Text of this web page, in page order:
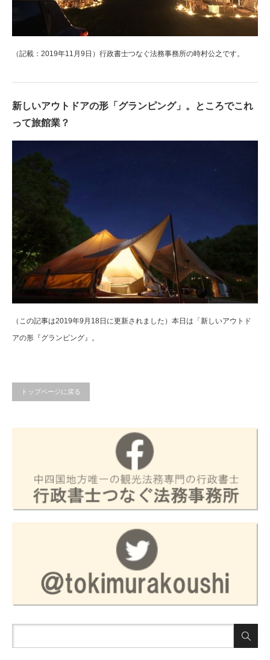
（記載：2019年11月9日）行政書士つなぐ法務事務所の時村公之です。
新しいアウトドアの形「グランピング」。ところでこれ
って旅館業？
（この記事は2019年9月18日に更新されました）本日は「新しいアウトド
アの形『グランピング』。
トップページに戻る